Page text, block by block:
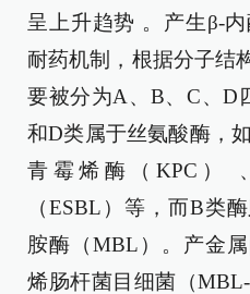
呈上升趋势 。产生β-
耐药机制，根据分子结
要被分为A、B、C、D
和D类属于丝氨酸酶，
青霉烯酶（KPC）
（ESBL）等，而B类
胺酶（MBL）。产金
烯肠杆菌目细菌（